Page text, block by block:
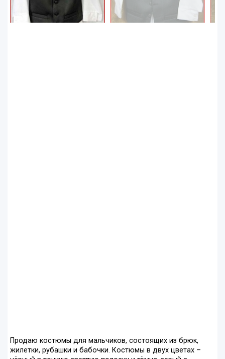
Продаю костюмы для мальчиков, состоящих из брюк,
жилетки, рубашки и бабочки. Костюмы в двух цветах –